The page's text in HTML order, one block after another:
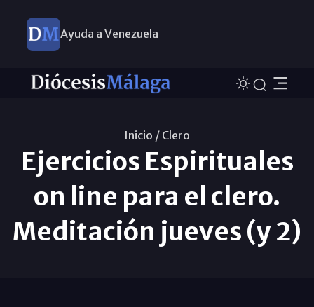
Ayuda a Venezuela
Inicio / Clero
Ejercicios Espirituales
on line para el clero.
Meditación jueves (y 2)